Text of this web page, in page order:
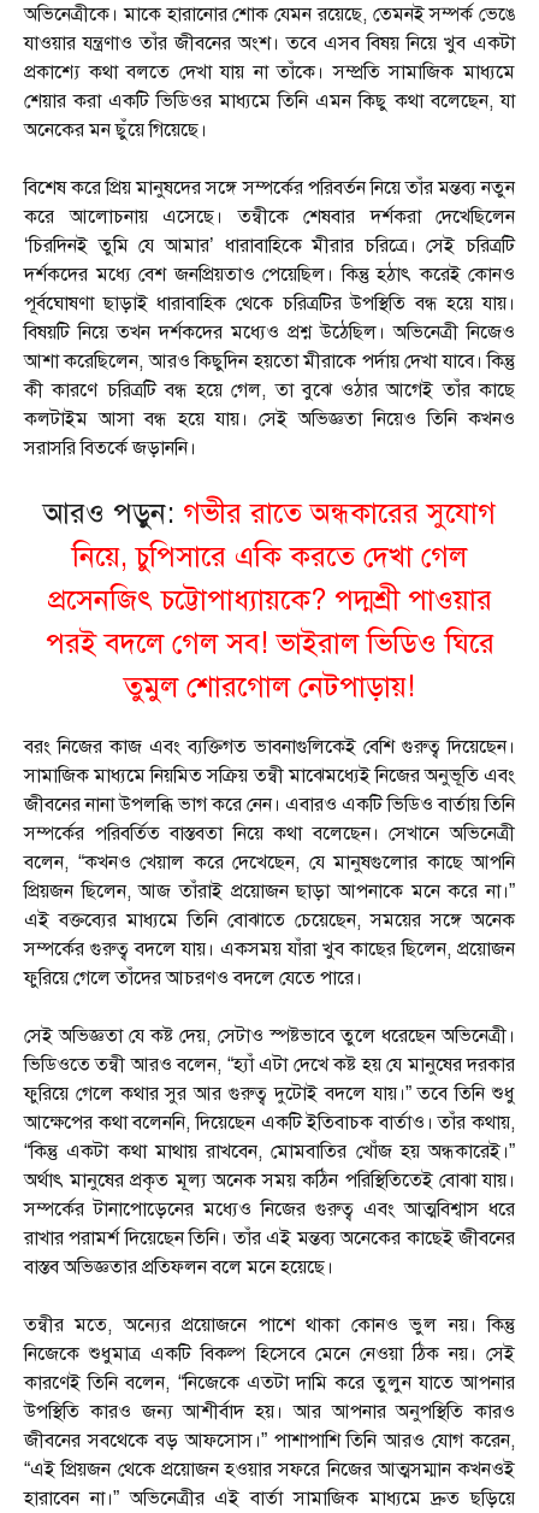
অভিনেত্রীকে। মাকে হারানোর শোক যেমন রয়েছে, তেমনই সম্পর্ক ভেঙে
যাওয়ার যন্ত্রণাও তাঁর জীবনের অংশ। তবে এসব বিষয় নিয়ে খুব একটা
প্রকাশ্যে কথা বলতে দেখা যায় না তাঁকে। সম্প্রতি সামাজিক মাধ্যমে
শেয়ার করা একটি ভিডিওর মাধ্যমে তিনি এমন কিছু কথা বলেছেন, যা
অনেকের মন ছুঁয়ে গিয়েছে।
বিশেষ করে প্রিয় মানুষদের সঙ্গে সম্পর্কের পরিবর্তন নিয়ে তাঁর মন্তব্য নতুন
করে আলোচনায় এসেছে। তন্বীকে শেষবার দর্শকরা দেখেছিলেন
‘চিরদিনই তুমি যে আমার’ ধারাবাহিকে মীরার চরিত্রে। সেই চরিত্রটি
দর্শকদের মধ্যে বেশ জনপ্রিয়তাও পেয়েছিল। কিন্তু হঠাৎ করেই কোনও
পূর্বঘোষণা ছাড়াই ধারাবাহিক থেকে চরিত্রটির উপস্থিতি বন্ধ হয়ে যায়।
বিষয়টি নিয়ে তখন দর্শকদের মধ্যেও প্রশ্ন উঠেছিল। অভিনেত্রী নিজেও
আশা করেছিলেন, আরও কিছুদিন হয়তো মীরাকে পর্দায় দেখা যাবে। কিন্তু
কী কারণে চরিত্রটি বন্ধ হয়ে গেল, তা বুঝে ওঠার আগেই তাঁর কাছে
কলটাইম আসা বন্ধ হয়ে যায়। সেই অভিজ্ঞতা নিয়েও তিনি কখনও
সরাসরি বিতর্কে জড়াননি।
আরও পড়ুন: গভীর রাতে অন্ধকারের সুযোগ
নিয়ে, চুপিসারে একি করতে দেখা গেল
প্রসেনজিৎ চট্টোপাধ্যায়কে? পদ্মশ্রী পাওয়ার
পরই বদলে গেল সব! ভাইরাল ভিডিও ঘিরে
তুমুল শোরগোল নেটপাড়ায়!
বরং নিজের কাজ এবং ব্যক্তিগত ভাবনাগুলিকেই বেশি গুরুত্ব দিয়েছেন।
সামাজিক মাধ্যমে নিয়মিত সক্রিয় তন্বী মাঝেমধ্যেই নিজের অনুভূতি এবং
জীবনের নানা উপলব্ধি ভাগ করে নেন। এবারও একটি ভিডিও বার্তায় তিনি
সম্পর্কের পরিবর্তিত বাস্তবতা নিয়ে কথা বলেছেন। সেখানে অভিনেত্রী
বলেন, “কখনও খেয়াল করে দেখেছেন, যে মানুষগুলোর কাছে আপনি
প্রিয়জন ছিলেন, আজ তাঁরাই প্রয়োজন ছাড়া আপনাকে মনে করে না।”
এই বক্তব্যের মাধ্যমে তিনি বোঝাতে চেয়েছেন, সময়ের সঙ্গে অনেক
সম্পর্কের গুরুত্ব বদলে যায়। একসময় যাঁরা খুব কাছের ছিলেন, প্রয়োজন
ফুরিয়ে গেলে তাঁদের আচরণও বদলে যেতে পারে।
সেই অভিজ্ঞতা যে কষ্ট দেয়, সেটাও স্পষ্টভাবে তুলে ধরেছেন অভিনেত্রী।
ভিডিওতে তন্বী আরও বলেন, “হ্যাঁ এটা দেখে কষ্ট হয় যে মানুষের দরকার
ফুরিয়ে গেলে কথার সুর আর গুরুত্ব দুটোই বদলে যায়।” তবে তিনি শুধু
আক্ষেপের কথা বলেননি, দিয়েছেন একটি ইতিবাচক বার্তাও। তাঁর কথায়,
“কিন্তু একটা কথা মাথায় রাখবেন, মোমবাতির খোঁজ হয় অন্ধকারেই।”
অর্থাৎ মানুষের প্রকৃত মূল্য অনেক সময় কঠিন পরিস্থিতিতেই বোঝা যায়।
সম্পর্কের টানাপোড়েনের মধ্যেও নিজের গুরুত্ব এবং আত্মবিশ্বাস ধরে
রাখার পরামর্শ দিয়েছেন তিনি। তাঁর এই মন্তব্য অনেকের কাছেই জীবনের
বাস্তব অভিজ্ঞতার প্রতিফলন বলে মনে হয়েছে।
তন্বীর মতে, অন্যের প্রয়োজনে পাশে থাকা কোনও ভুল নয়। কিন্তু
নিজেকে শুধুমাত্র একটি বিকল্প হিসেবে মেনে নেওয়া ঠিক নয়। সেই
কারণেই তিনি বলেন, “নিজেকে এতটা দামি করে তুলুন যাতে আপনার
উপস্থিতি কারও জন্য আশীর্বাদ হয়। আর আপনার অনুপস্থিতি কারও
জীবনের সবথেকে বড় আফসোস।” পাশাপাশি তিনি আরও যোগ করেন,
“এই প্রিয়জন থেকে প্রয়োজন হওয়ার সফরে নিজের আত্মসম্মান কখনওই
হারাবেন না।” অভিনেত্রীর এই বার্তা সামাজিক মাধ্যমে দ্রুত ছড়িয়ে